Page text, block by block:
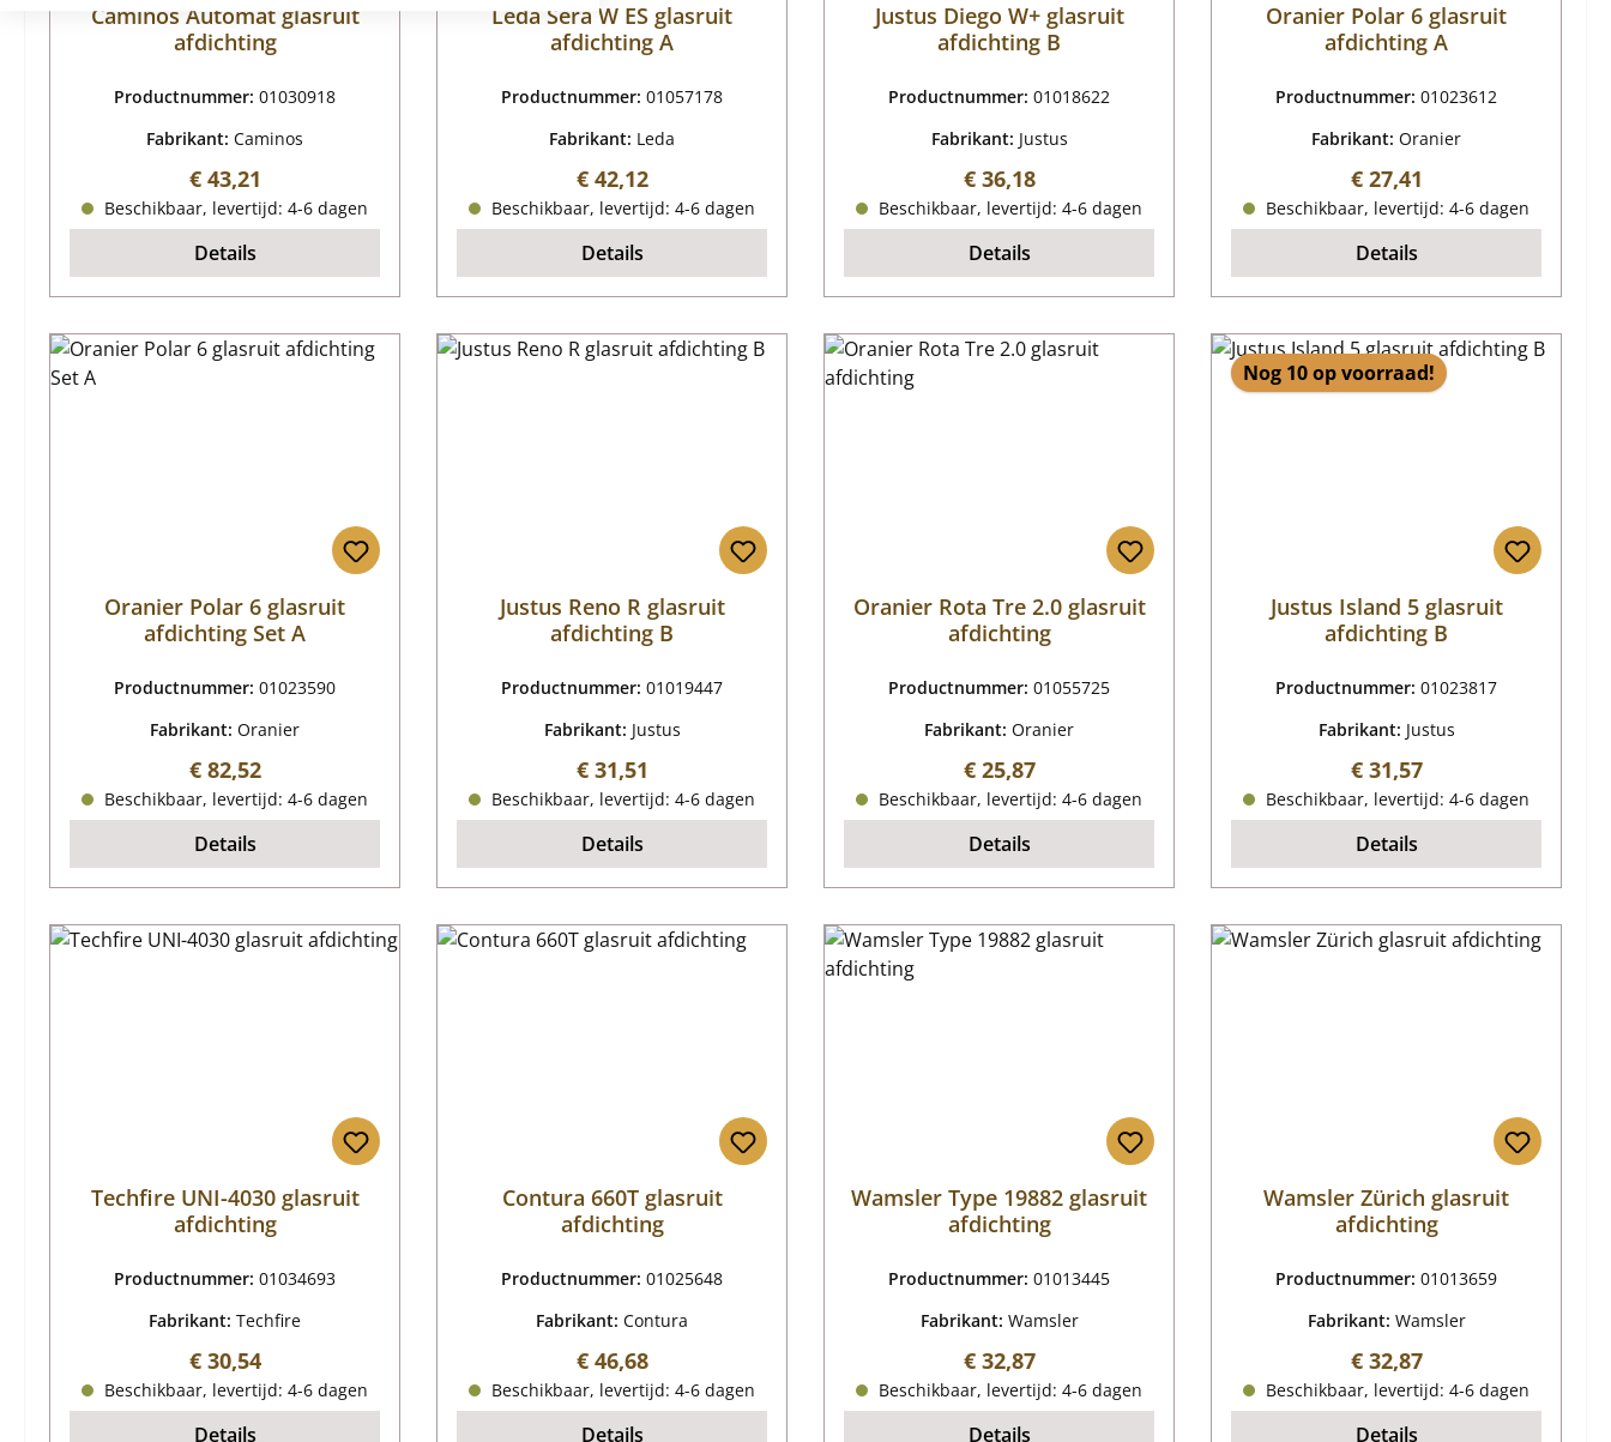
Caminos Automat glasruit
afdichting
Productnummer: 01030918
Fabrikant: Caminos
Normale prijs:
€ 43,21
Beschikbaar, levertijd: 4-6 dagen
Details
Leda Sera W ES glasruit
afdichting A
Productnummer: 01057178
Fabrikant: Leda
Normale prijs:
€ 42,12
Beschikbaar, levertijd: 4-6 dagen
Details
Justus Diego W+ glasruit
afdichting B
Productnummer: 01018622
Fabrikant: Justus
Normale prijs:
€ 36,18
Beschikbaar, levertijd: 4-6 dagen
Details
Oranier Polar 6 glasruit
afdichting A
Productnummer: 01023612
Fabrikant: Oranier
Normale prijs:
€ 27,41
Beschikbaar, levertijd: 4-6 dagen
Details
Oranier Polar 6 glasruit
afdichting Set A
Productnummer: 01023590
Fabrikant: Oranier
Normale prijs:
€ 82,52
Beschikbaar, levertijd: 4-6 dagen
Details
Justus Reno R glasruit
afdichting B
Productnummer: 01019447
Fabrikant: Justus
Normale prijs:
€ 31,51
Beschikbaar, levertijd: 4-6 dagen
Details
Oranier Rota Tre 2.0 glasruit
afdichting
Productnummer: 01055725
Fabrikant: Oranier
Normale prijs:
€ 25,87
Beschikbaar, levertijd: 4-6 dagen
Details
Nog 10 op voorraad!
Justus Island 5 glasruit
afdichting B
Productnummer: 01023817
Fabrikant: Justus
Normale prijs:
€ 31,57
Beschikbaar, levertijd: 4-6 dagen
Details
Techfire UNI-4030 glasruit
afdichting
Productnummer: 01034693
Fabrikant: Techfire
Normale prijs:
€ 30,54
Beschikbaar, levertijd: 4-6 dagen
Details
Contura 660T glasruit
afdichting
Productnummer: 01025648
Fabrikant: Contura
Normale prijs:
€ 46,68
Beschikbaar, levertijd: 4-6 dagen
Details
Wamsler Type 19882 glasruit
afdichting
Productnummer: 01013445
Fabrikant: Wamsler
Normale prijs:
€ 32,87
Beschikbaar, levertijd: 4-6 dagen
Details
Wamsler Zürich glasruit
afdichting
Productnummer: 01013659
Fabrikant: Wamsler
Normale prijs:
€ 32,87
Beschikbaar, levertijd: 4-6 dagen
Details